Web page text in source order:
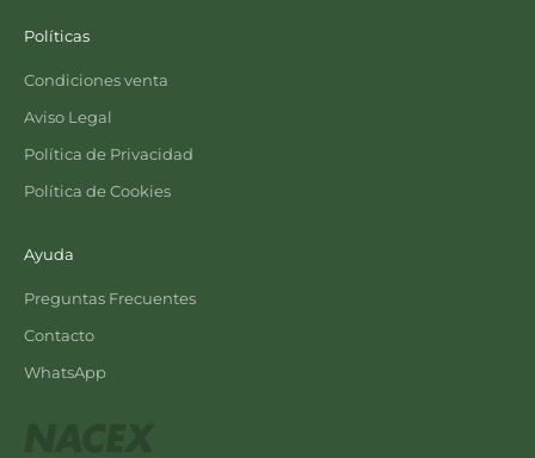
Políticas
Condiciones venta
Aviso Legal
Política de Privacidad
Política de Cookies
Ayuda
Preguntas Frecuentes
Contacto
WhatsApp